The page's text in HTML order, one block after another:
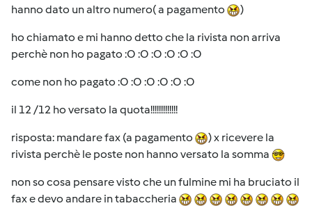
hanno dato un altro numero( a pagamento
)
ho chiamato e mi hanno detto che la rivista non arriva
perchè non ho pagato :O :O :O :O :O :O
come non ho pagato :O :O :O :O :O :O
il 12 /12 ho versato la quota!!!!!!!!!!!!!
risposta: mandare fax (a pagamento
) x ricevere la
rivista perchè le poste non hanno versato la somma
non so cosa pensare visto che un fulmine mi ha bruciato il
fax e devo andare in tabaccheria